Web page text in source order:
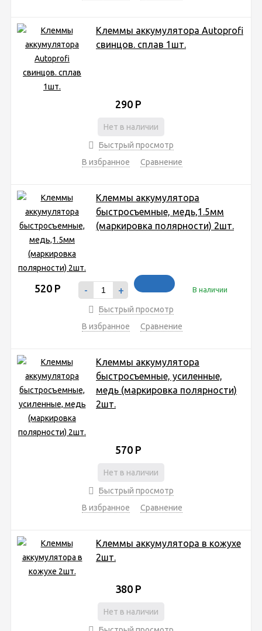
Клеммы аккумулятора Аutoprofi
свинцов. сплав 1шт.
290 Р
Нет в наличии
Быстрый просмотр
В избранное
Сравнение
Клеммы аккумулятора
быстросъемные, медь,1.5мм
(маркировка полярности) 2шт.
520 Р - + В наличии
Быстрый просмотр
В избранное
Сравнение
Клеммы аккумулятора
быстросъемные, усиленные,
медь (маркировка полярности)
2шт.
570 Р
Нет в наличии
Быстрый просмотр
В избранное
Сравнение
Клеммы аккумулятора в кожухе
2шт.
380 Р
Нет в наличии